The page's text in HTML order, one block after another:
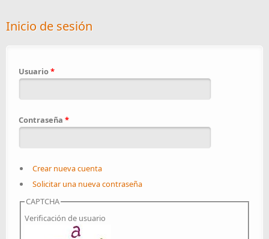
Inicio de sesión
Usuario*
Contraseña *
Crear nueva cuenta
Solicitar una nueva contraseña
CAPTCHA
Verificación de usuario